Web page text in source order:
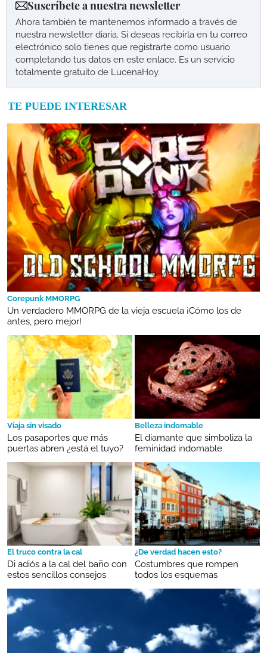
Suscríbete a nuestra newsletter
Ahora también te mantenemos informado a través de
nuestra newsletter diaria. Si deseas recibirla en tu correo
electrónico solo tienes que registrarte como usuario
completando tus datos en este enlace. Es un servicio
totalmente gratuito de LucenaHoy.
TE PUEDE INTERESAR
Corepunk MMORPG
Un verdadero MMORPG de la vieja escuela ¡Cómo los de
antes, pero mejor!
Viaja sin visado
Los pasaportes que más
puertas abren ¿está el tuyo?
Belleza indomable
El diamante que simboliza la
feminidad indomable
El truco contra la cal
Di adiós a la cal del baño con
estos sencillos consejos
¿De verdad hacen esto?
Costumbres que rompen
todos los esquemas